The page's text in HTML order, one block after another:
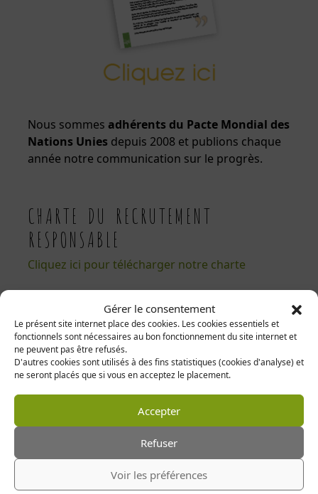
Gérer le consentement
Le présent site internet place des cookies. Les cookies essentiels et
fonctionnels sont nécessaires au bon fonctionnement du site internet et
ne peuvent pas être refusés.
D'autres cookies sont utilisés à des fins statistiques (cookies d'analyse) et
ne seront placés que si vous en acceptez le placement.
Accepter
Refuser
Voir les préférences
Nous sommes adhérents du Pacte Mondial des
Nations Unies depuis 2008 et publions chaque
année notre communication sur le progrès.
CHARTE DU RECRUTEMENT
RESPONSABLE
Cliquez ici pour télécharger notre charte
DÉCOUVREZ NOS LIVRES
Toutes les recettes ont été créées par nos Chefs,
et réalisées dans nos restaurants !